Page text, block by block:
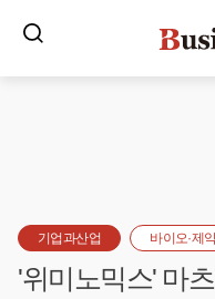
기업과산업 바이오·제
'위미노믹스' 마